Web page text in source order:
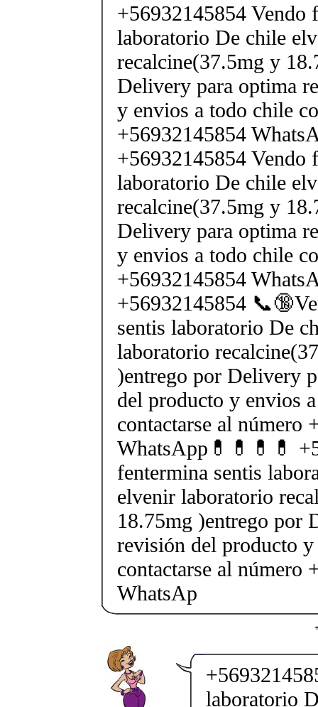
+56932145854 Vendo
laboratorio De chile
recalcine(37.5mg y
Delivery para optima
y envios a todo chile
+56932145854
+56932145854 Vendo
laboratorio De chile
recalcine(37.5mg y
Delivery para optima
y envios a todo chile
+56932145854
+56932145854
sentis laboratorio De
laboratorio
)entrego por Delivery
del producto y envios
contactarse al número
WhatsApp💊💊💊💊
fentermina sentis
elvenir laboratorio
18.75mg )entrego por
revisión del producto
contactarse al número
WhatsAp
laboratorio